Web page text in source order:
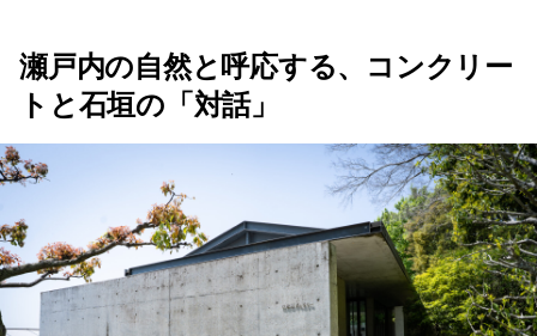
瀬戸内の自然と呼応する、コンクリー
トと石垣の「対話」